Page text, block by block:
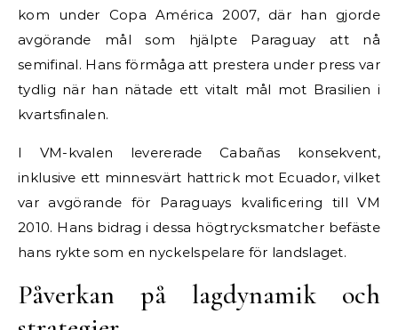
kom under Copa América 2007, där han gjorde
avgörande mål som hjälpte Paraguay att nå
semifinal. Hans förmåga att prestera under press var
tydlig när han nätade ett vitalt mål mot Brasilien i
kvartsfinalen.
I VM-kvalen levererade Cabañas konsekvent,
inklusive ett minnesvärt hattrick mot Ecuador, vilket
var avgörande för Paraguays kvalificering till VM
2010. Hans bidrag i dessa högtrycksmatcher befäste
hans rykte som en nyckelspelare för landslaget.
Påverkan på lagdynamik och